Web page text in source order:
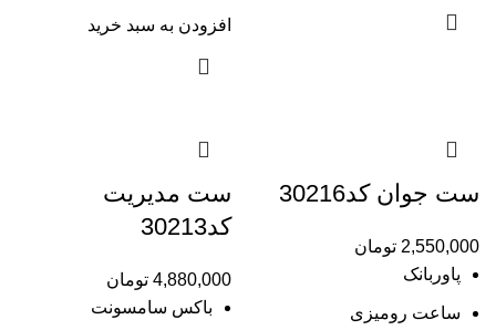
افزودن به سبد خرید
ست جوان کد30216
2,550,000 تومان
پاوربانک
ساعت رومیزی
ست مدیریت
کد30213
4,880,000 تومان
باکس سامسونت